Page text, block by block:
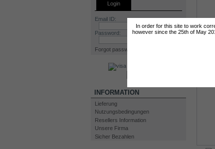
In order for this site to work
however since the 25th of May
Login
Email ID:
Password:
Forgot password?
INFORMATION
Lieferung
Nutzungsbedingungen
Resellers Information
Unsere Firma
Sicher Bezahlen